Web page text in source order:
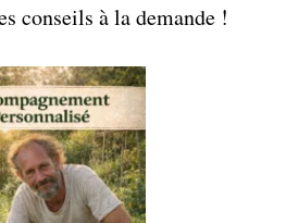
conseils à la demande !